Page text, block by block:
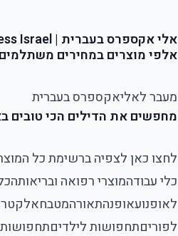
אלי אקספרס בעברית | AliExpress Israel - אליאקספרס ישראל Shopping App
אלפי מוצרים במחירים
מעבר לאליאקספרס בעברית
מחפשים את הדילים הכי טובים
לחצו כאן לצפיה ברשימת כל
כלי עבודהמוצרי רפואה ובריאות
לאופנועאופנהתאורהמטבח
לפוריםתחפושות לילדיםתחפושות